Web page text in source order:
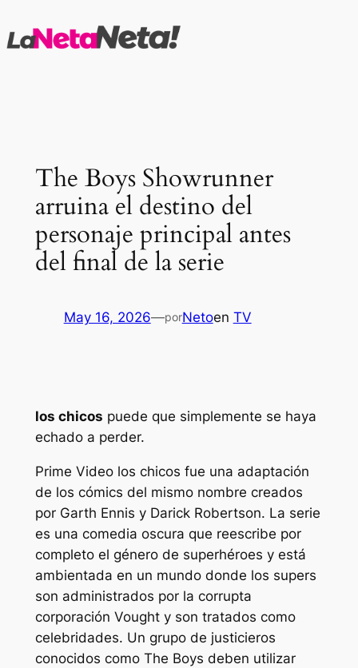
al
The Boys Showrunner
arruina el destino del
personaje principal antes
del final de la serie
May 16, 2026—porNetoen TV
los chicos puede que simplemente se haya
echado a perder.
Prime Video los chicos fue una adaptación
de los cómics del mismo nombre creados
por Garth Ennis y Darick Robertson. La serie
es una comedia oscura que reescribe por
completo el género de superhéroes y está
ambientada en un mundo donde los supers
son administrados por la corrupta
corporación Vought y son tratados como
celebridades. Un grupo de justicieros
conocidos como The Boys deben utilizar